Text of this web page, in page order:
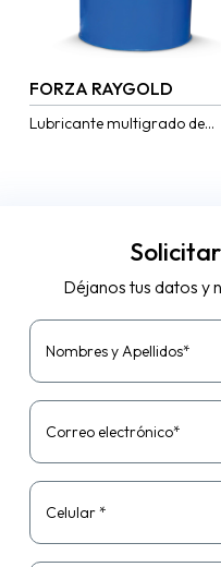
FORZA RAYGOLD
Lubricante multigrado de
aceites parafínicos...
Déjanos tus datos y
Nombres y Apellidos*
Correo electrónico*
Celular *